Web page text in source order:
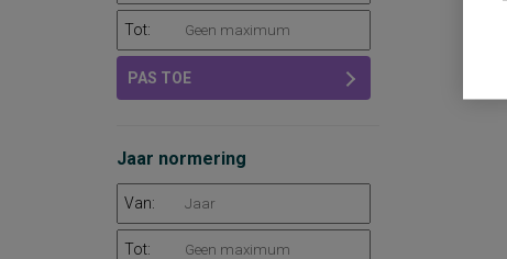
Tot:
PAS TOE
Jaar normering
Van:
Tot: